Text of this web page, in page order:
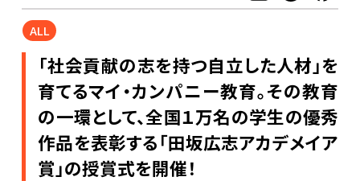
ALL
「社会貢献の志を持つ自立した人材」を
育てるマイ・カンパニー教育。その教育
の一環として、全国１万名の学生の優秀
作品を表彰する「田坂広志アカデメイア
賞」の授賞式を開催！